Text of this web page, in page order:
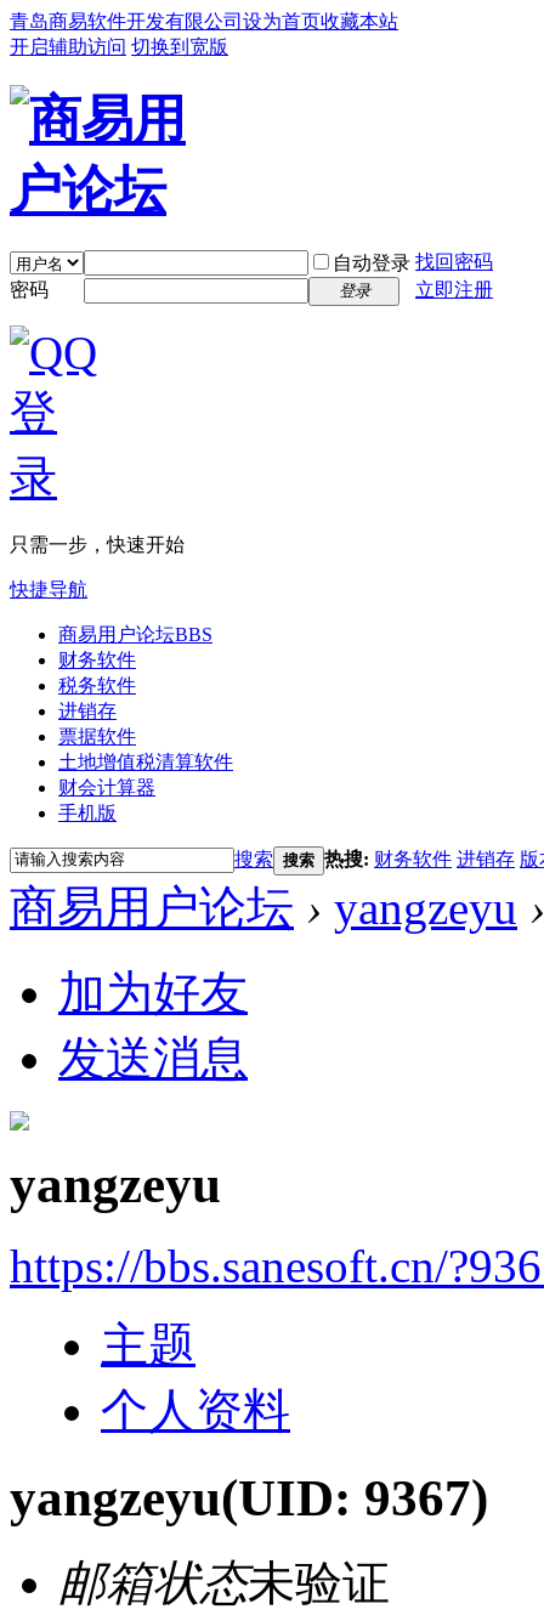
青岛商易软件开发有限公司 设为首页收藏本站
开启辅助访问 切换到宽版
自动登录 找回密码
密码
登录 立即注册
只需一步，快速开始
快捷导航
商易用户论坛BBS
财务软件
税务软件
进销存
票据软件
土地增值税清算软件
财会计算器
手机版
搜索 搜索 热搜: 财务软件 进销存 版
商易用户论坛 › yangzeyu ›
加为好友
发送消息
yangzeyu
https://bbs.sanesoft.cn/
主题
个人资料
yangzeyu(UID: 9367)
邮箱状态未验证